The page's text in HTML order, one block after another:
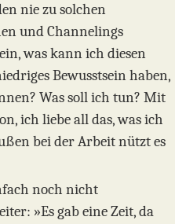
nie zu solchen
und Channelings
was kann ich diesen
Bewusstsein haben,
Was soll ich tun? Mit
ich liebe all das, was ich
bei der Arbeit nützt es
noch nicht
»Es gab eine Zeit, da